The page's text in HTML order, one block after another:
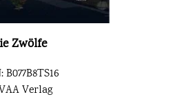
Zwölfe
B077B8TS16
Verlag